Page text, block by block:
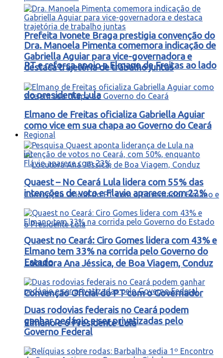
Prefeita Ivonete Braga prestigia convenção do
PT e reforça apoio a Elmano de Freitas ao lado
do presidente Lula
Regional
Locutora Ana Jéssica, de Boa Viagem, Conduz
Convenção Oficial do PT com o Governador
Elmano e o Presidente Lula
Dra. Manoela Pimenta comemora indicação de
Gabriella Aguiar para vice-governadora e
destaca trajetória de trabalho juntas
Elmano de Freitas oficializa Gabriella Aguiar
como vice em sua chapa ao Governo do Ceará
Quaest – No Ceará Lula lidera com 55% das
intenções de voto e Flavio aparece com 22%
Quaest no Ceará: Ciro Gomes lidera com 43% e
Elmano tem 33% na corrida pelo Governo do
Estado
Duas rodovias federais no Ceará podem
ganhar pedágio e ser privatizadas pelo
Governo Federal